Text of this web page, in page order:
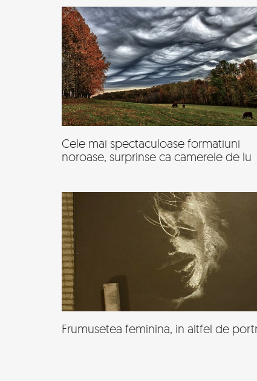
Cele mai spectaculoase formatiuni
noroase, surprinse ca camerele de lu
Frumusetea feminina, in altfel de